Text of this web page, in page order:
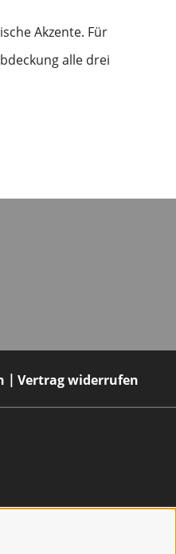
Akzente. Für
alle drei
Vertrag widerrufen